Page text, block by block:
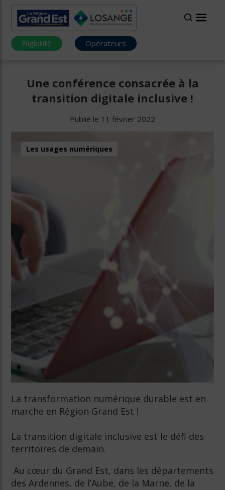
Eligibilité Opérateurs
Une conférence consacrée à la
transition digitale inclusive !
Publié le 11 février 2022
Les usages numériques
La transformation numérique durable est en
marche en Région Grand Est !
La transition digitale inclusive est le défi des
territoires de demain.
Au cœur du Grand Est, dans les départements
des Ardennes, de l’Aube, de la Marne, de la